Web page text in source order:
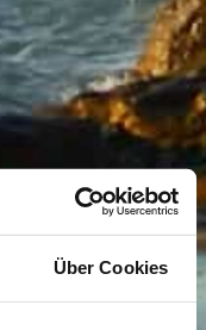
Über Cookies